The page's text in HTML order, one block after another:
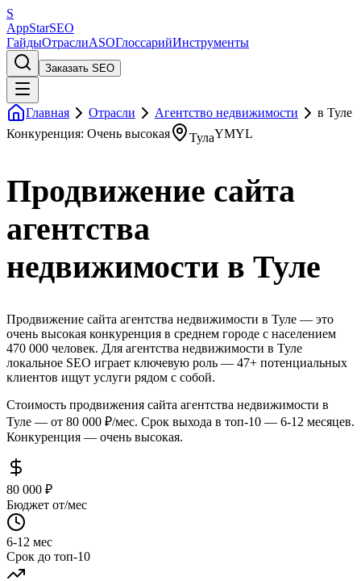
S
AppStarSEO
ГайдыОтраслиASOГлоссарийИнструменты
Заказать SEO
Главная Отрасли Агентство недвижимости
в Туле
Конкуренция: Очень высокая
ТулаYMYL
Продвижение сайта
агентства
недвижимости в Туле
Продвижение сайта агентства недвижимости в Туле — это
очень высокая конкуренция в среднем городе с населением
470 000 человек. Для агентства недвижимости в Туле
локальное SEO играет ключевую роль — 47+ потенциальных
клиентов ищут услуги рядом с собой.
Стоимость продвижения сайта агентства недвижимости в
Туле — от 80 000 ₽/мес. Срок выхода в топ-10 — 6-12 месяцев.
Конкуренция — очень высокая.
80 000 ₽
Бюджет от/мес
6-12 мес
Срок до топ-10